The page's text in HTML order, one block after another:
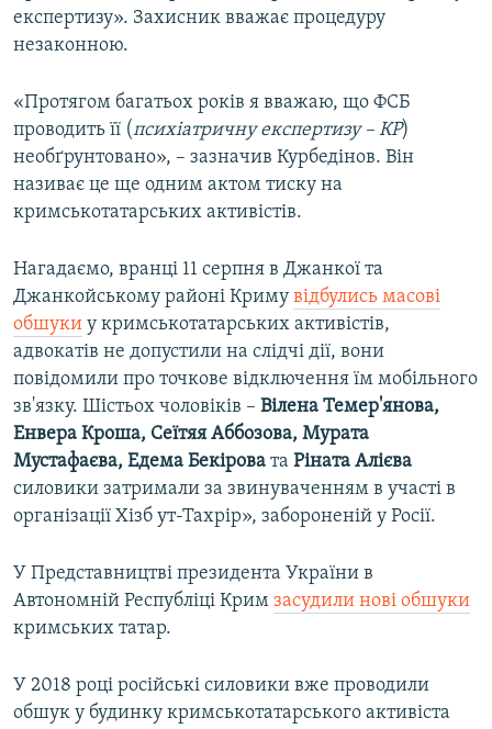
експертизу». Захисник вважає процедуру
незаконною.
«Протягом багатьох років я вважаю, що ФСБ
проводить її (психіатричну експертизу – КР)
необґрунтовано», – зазначив Курбедінов. Він
називає це ще одним актом тиску на
кримськотатарських активістів.
Нагадаємо, вранці 11 серпня в Джанкої та
Джанкойському районі Криму відбулись масові
обшуки у кримськотатарських активістів,
адвокатів не допустили на слідчі дії, вони
повідомили про точкове відключення їм мобільного
зв'язку. Шістьох чоловіків – Вілена Темер'янова,
Енвера Кроша, Сеїтяя Аббозова, Мурата
Мустафаєва, Едема Бекірова та Ріната Алієва
силовики затримали за звинуваченням в участі в
організації Хізб ут-Тахрір», забороненій у Росії.
У Представництві президента України в
Автономній Республіці Крим засудили нові обшуки
кримських татар.
У 2018 році російські силовики вже проводили
обшук у будинку кримськотатарського активіста